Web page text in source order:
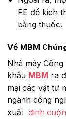
PE để kích
bằng thuốc.
Về MBM
Nhà máy
khẩu MBM ra
mại các vật tư
ngành công
xuất đinh cuộn